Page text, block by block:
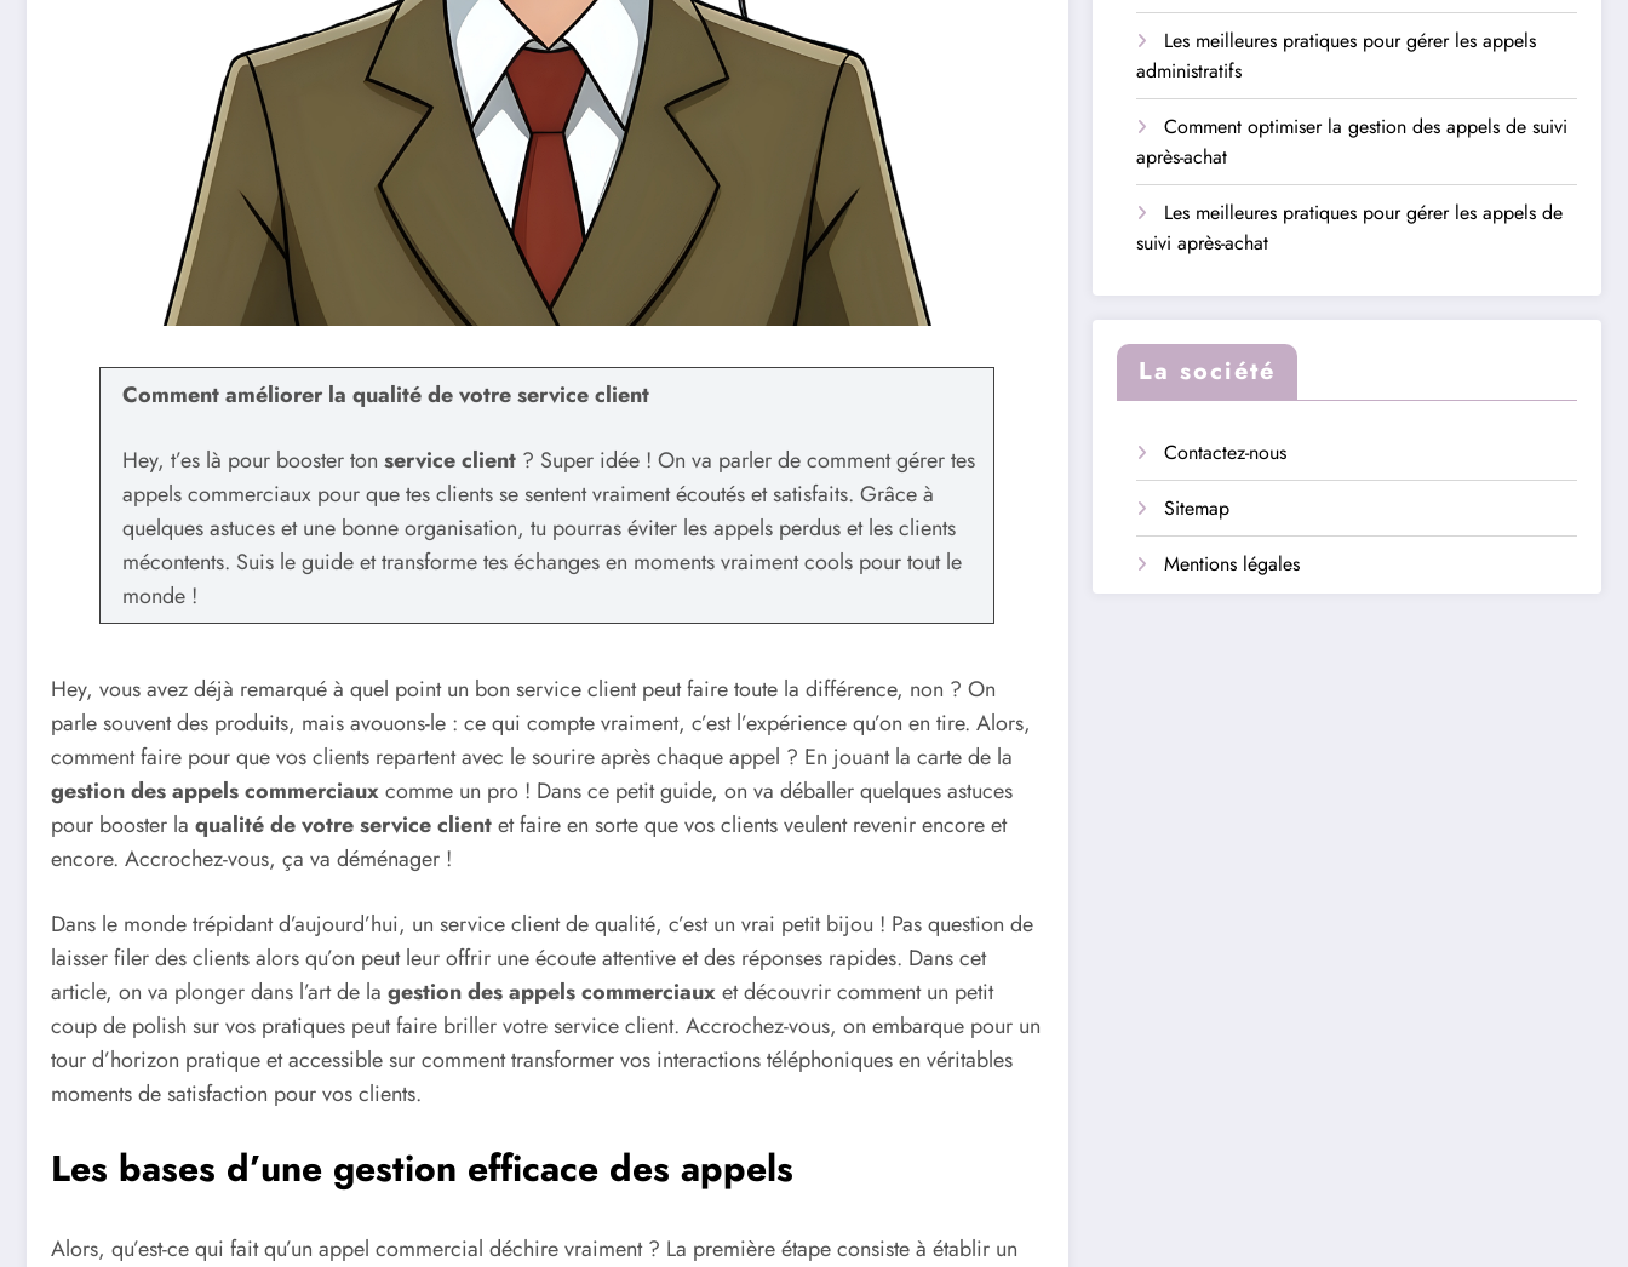
Comment améliorer la qualité de votre service client
Hey, t’es là pour booster ton service client ? Super idée ! On va parler de comment gérer tes
appels commerciaux pour que tes clients se sentent vraiment écoutés et satisfaits. Grâce à
quelques astuces et une bonne organisation, tu pourras éviter les appels perdus et les clients
mécontents. Suis le guide et transforme tes échanges en moments vraiment cools pour tout le
monde !
Hey, vous avez déjà remarqué à quel point un bon service client peut faire toute la différence, non ? On
parle souvent des produits, mais avouons-le : ce qui compte vraiment, c’est l’expérience qu’on en tire. Alors,
comment faire pour que vos clients repartent avec le sourire après chaque appel ? En jouant la carte de la
gestion des appels commerciauxcomme un pro ! Dans ce petit guide, on va déballer quelques astuces
pour booster la qualité de votre service clientet faire en sorte que vos clients veulent revenir encore et
encore. Accrochez-vous, ça va déménager !
Dans le monde trépidant d’aujourd’hui, un service client de qualité, c’est un vrai petit bijou ! Pas question de
laisser filer des clients alors qu’on peut leur offrir une écoute attentive et des réponses rapides. Dans cet
article, on va plonger dans l’art de la gestion des appels commerciauxet découvrir comment un petit
coup de polish sur vos pratiques peut faire briller votre service client. Accrochez-vous, on embarque pour un
tour d’horizon pratique et accessible sur comment transformer vos interactions téléphoniques en véritables
moments de satisfaction pour vos clients.
Les bases d’une gestion efficace des appels
Alors, qu’est-ce qui fait qu’un appel commercial déchire vraiment ? La première étape consiste à établir un
Les meilleures pratiques pour gérer les appels
administratifs
Comment optimiser la gestion des appels de suivi
après-achat
Les meilleures pratiques pour gérer les appels de
suivi après-achat
La société
Contactez-nous
Sitemap
Mentions légales